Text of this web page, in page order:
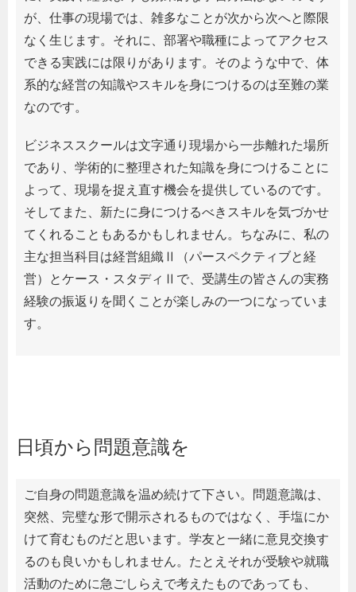
が、仕事の現場では、雑多なことが次から次へと際限
なく生じます。それに、部署や職種によってアクセス
できる実践には限りがあります。そのような中で、体
系的な経営の知識やスキルを身につけるのは至難の業
なのです。
ビジネススクールは文字通り現場から一歩離れた場所
であり、学術的に整理された知識を身につけることに
よって、現場を捉え直す機会を提供しているのです。
そしてまた、新たに身につけるべきスキルを気づかせ
てくれることもあるかもしれません。ちなみに、私の
主な担当科目は経営組織Ⅱ（パースペクティブと経
営）とケース・スタディⅡで、受講生の皆さんの実務
経験の振返りを聞くことが楽しみの一つになっていま
す。
日頃から問題意識を
ご自身の問題意識を温め続けて下さい。問題意識は、
突然、完璧な形で開示されるものではなく、手塩にか
けて育むものだと思います。学友と一緒に意見交換す
るのも良いかもしれません。たとえそれが受験や就職
活動のために急ごしらえで考えたものであっても、